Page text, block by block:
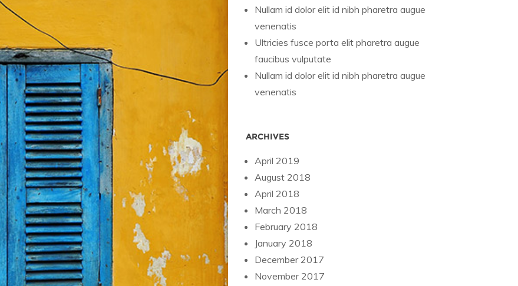
Nullam id dolor elit id nibh pharetra augue
venenatis
Ultricies fusce porta elit pharetra augue
faucibus vulputate
Nullam id dolor elit id nibh pharetra augue
venenatis
ARCHIVES
April 2019
August 2018
April 2018
March 2018
February 2018
January 2018
December 2017
November 2017